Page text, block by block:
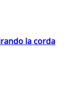
la corda